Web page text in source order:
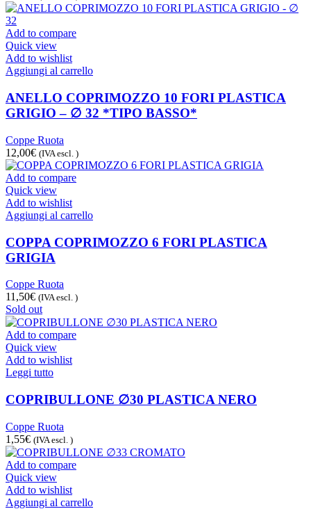
Add to compare
Quick view
Add to wishlist
Aggiungi al carrello
ANELLO COPRIMOZZO 10 FORI PLASTICA
GRIGIO – ∅ 32 *TIPO BASSO*
Coppe Ruota
12,00€ (IVA escl. )
Add to compare
Quick view
Add to wishlist
Aggiungi al carrello
COPPA COPRIMOZZO 6 FORI PLASTICA
GRIGIA
Coppe Ruota
11,50€ (IVA escl. )
Sold out
Add to compare
Quick view
Add to wishlist
Leggi tutto
COPRIBULLONE ∅30 PLASTICA NERO
Coppe Ruota
1,55€ (IVA escl. )
Add to compare
Quick view
Add to wishlist
Aggiungi al carrello